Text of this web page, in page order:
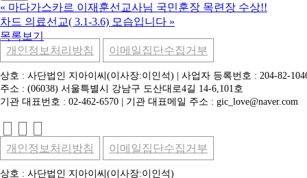
« 마다가스카르 이재훈선교사님 국민훈장 목련장 수상!!
차드 의료선교( 3.1-3.6) 모습입니다 »
목록보기
개인정보처리방침
이메일집단수집거부
상호 : 사단법인 지아이씨(이사장:이인석) | 사업자 등록번호 : 204-82-
주소 : (06038) 서울특별시 강남구 도산대로4길 14-6,101호
기관 대표번호 : 02-462-6570 | 기관 대표메일 주소 : gic_love@naver.com
개인정보처리방침 이메일집단수집거부
상호 : 사단법인 지아이씨(이사장:이인석)